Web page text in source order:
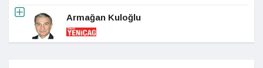
{"report_to":"cf-
nel","success_fraction":0.0,"max_age":604800} vary:
accept-encoding age: 1 last-modified:
Armağan Kuloğlu